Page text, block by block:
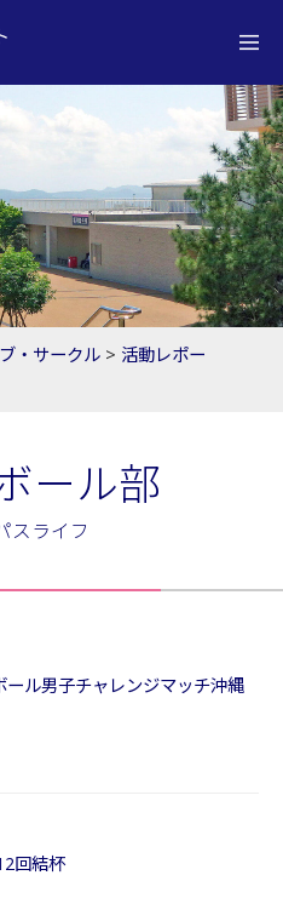
・サークル > 活動レポー
ール部
スライフ
ル男子チャレンジマッチ沖縄
回結杯